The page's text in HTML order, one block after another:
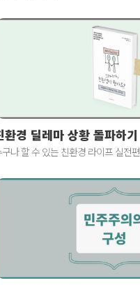
환경 딜레마 상황 돌파하기
구나 할 수 있는 친환경 라이프 실전편